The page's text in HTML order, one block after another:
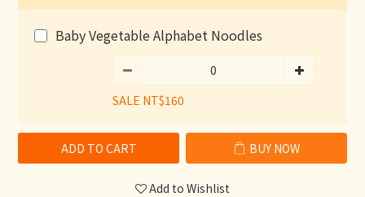
Baby Vegetable Alphabet Noodles
SALE NT$160
ADD TO CART BUY NOW
Add to Wishlist